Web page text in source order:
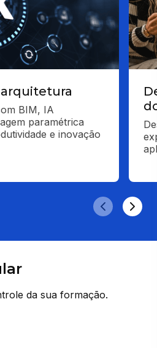
BIM, IA
paramétrica
e inovação
da sua formação.